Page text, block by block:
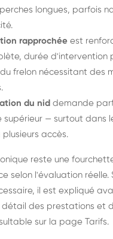
longues, parfois
rapprochée est
durée d'intervention
frelon nécessitant des
du nid demande
supérieur — surtout dans
plusieurs accès.
reste une
selon l'évaluation réelle.
il est expliqué
détail des prestations et
sur la page Tarifs.